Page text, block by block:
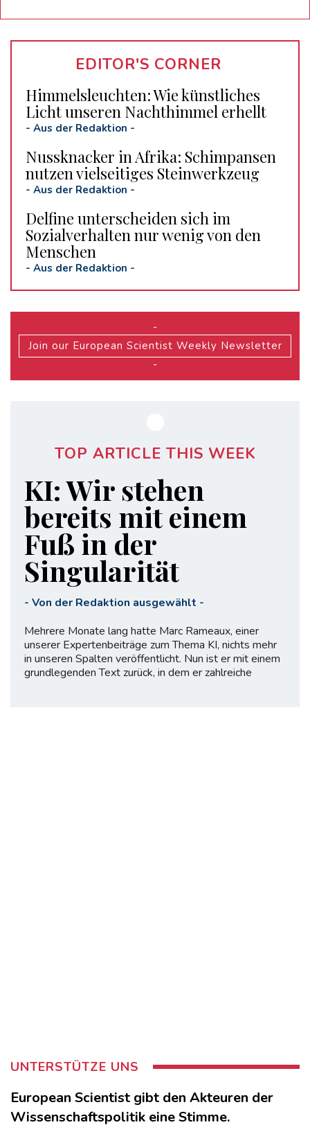
EDITOR'S CORNER
Himmelsleuchten: Wie künstliches
Licht unseren Nachthimmel erhellt
- Aus der Redaktion -
Nussknacker in Afrika: Schimpansen
nutzen vielseitiges Steinwerkzeug
- Aus der Redaktion -
Delfine unterscheiden sich im
Sozialverhalten nur wenig von den
Menschen
- Aus der Redaktion -
-
Join our European Scientist Weekly Newsletter
-
TOP ARTICLE THIS WEEK
KI: Wir stehen
bereits mit einem
Fuß in der
Singularität
- Von der Redaktion ausgewählt -
Mehrere Monate lang hatte Marc Rameaux, einer
unserer Expertenbeiträge zum Thema KI, nichts mehr
in unseren Spalten veröffentlicht. Nun ist er mit einem
grundlegenden Text zurück, in dem er zahlreiche
UNTERSTÜTZE UNS
European Scientist gibt den Akteuren der
Wissenschaftspolitik eine Stimme.